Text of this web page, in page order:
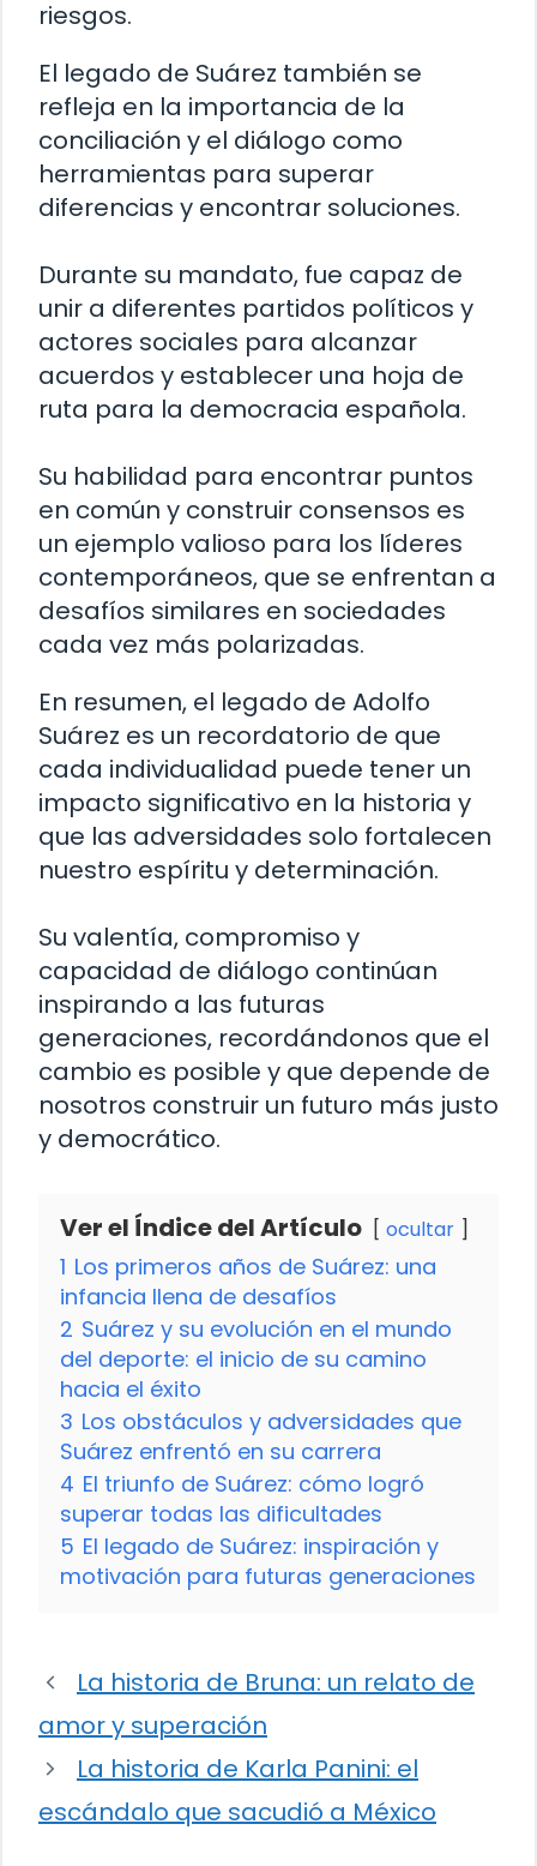
riesgos.
El legado de Suárez también se
refleja en la importancia de la
conciliación y el diálogo como
herramientas para superar
diferencias y encontrar soluciones.
Durante su mandato, fue capaz de
unir a diferentes partidos políticos y
actores sociales para alcanzar
acuerdos y establecer una hoja de
ruta para la democracia española.
Su habilidad para encontrar puntos
en común y construir consensos es
un ejemplo valioso para los líderes
contemporáneos, que se enfrentan a
desafíos similares en sociedades
cada vez más polarizadas.
En resumen, el legado de Adolfo
Suárez es un recordatorio de que
cada individualidad puede tener un
impacto significativo en la historia y
que las adversidades solo fortalecen
nuestro espíritu y determinación.
Su valentía, compromiso y
capacidad de diálogo continúan
inspirando a las futuras
generaciones, recordándonos que el
cambio es posible y que depende de
nosotros construir un futuro más justo
y democrático.
Ver el Índice del Artículo ocultar
1 Los primeros años de Suárez: una
infancia llena de desafíos
2 Suárez y su evolución en el mundo
del deporte: el inicio de su camino
hacia el éxito
3 Los obstáculos y adversidades que
Suárez enfrentó en su carrera
4 El triunfo de Suárez: cómo logró
superar todas las dificultades
5 El legado de Suárez: inspiración y
motivación para futuras generaciones
La historia de Bruna: un relato de
amor y superación
La historia de Karla Panini: el
escándalo que sacudió a México